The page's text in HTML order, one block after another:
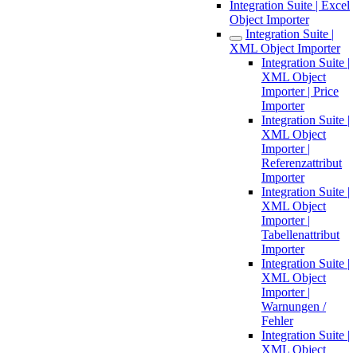
Integration Suite | Excel
Object Importer
Integration Suite |
XML Object Importer
Integration Suite |
XML Object
Importer | Price
Importer
Integration Suite |
XML Object
Importer |
Referenzattribut
Importer
Integration Suite |
XML Object
Importer |
Tabellenattribut
Importer
Integration Suite |
XML Object
Importer |
Warnungen /
Fehler
Integration Suite |
XML Object